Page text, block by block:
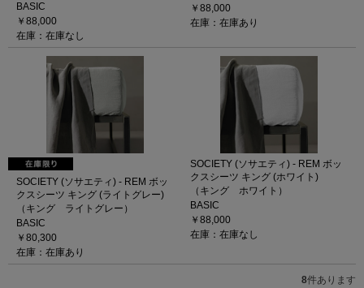
BASIC
￥88,000
在庫：在庫なし
￥88,000
在庫：在庫あり
SOCIETY (ソサエティ) - REM ボッ
クスシーツ キング (ライトグレー)
（キング ライトグレー）
BASIC
￥80,300
在庫：在庫あり
SOCIETY (ソサエティ) - REM ボッ
クスシーツ キング (ホワイト)
（キング ホワイト）
BASIC
￥88,000
在庫：在庫なし
8件あります